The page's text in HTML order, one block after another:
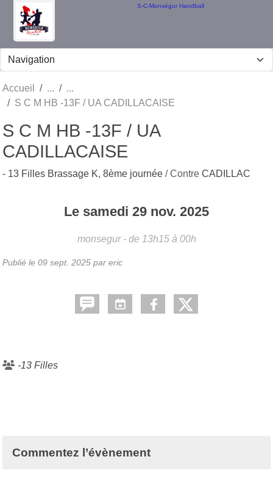
S-C-Monségur Handball
Accueil
S C M HB -13F / UA CADILLACAISE
S C M HB -13F / UA
CADILLACAISE
- 13 Filles Brassage K, 8ème journée / Contre CADILLAC
Le samedi 29 nov. 2025
monsegur - de 13h15 à 00h
Publié le 09 sept. 2025 par eric
-13 Filles
Commentez l’évènement
Panneau de gestion des cookies